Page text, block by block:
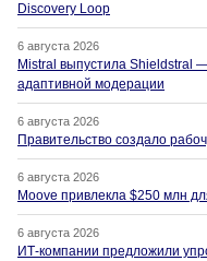
Discovery Loop
6 августа 2026
Mistral выпустила Shieldstral
адаптивной модерации
6 августа 2026
Правительство создало
6 августа 2026
Moove привлекла $250 млн
6 августа 2026
ИТ-компании предложили